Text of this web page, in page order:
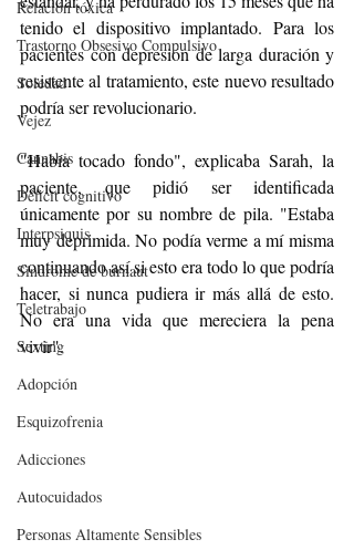
Relación tóxica
Trastorno Obsesivo Compulsivo
Soledad
Vejez
Cannabis
Déficit cognitivo
Interpsiquis
Síndrome de burnaut
Teletrabajo
Sexting
Adopción
Esquizofrenia
Adicciones
Autocuidados
Personas Altamente Sensibles
tenido el dispositivo implantado. Para los
pacientes con depresión de larga duración y
resistente al tratamiento, este nuevo resultado
podría ser revolucionario.
"Había tocado fondo", explicaba Sarah, la
paciente, que pidió ser identificada
únicamente por su nombre de pila. "Estaba
muy deprimida. No podía verme a mí misma
continuando así si esto era todo lo que podría
hacer, si nunca pudiera ir más allá de esto.
No era una vida que mereciera la pena
vivir".